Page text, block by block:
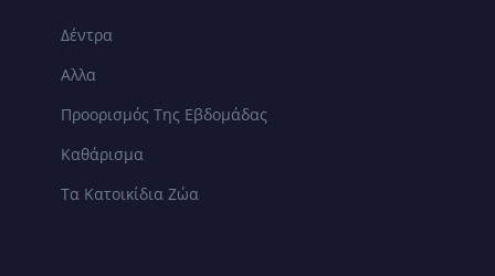
Δέντρα
Αλλα
Προορισμός Της Εβδομάδας
Καθάρισμα
Τα Κατοικίδια Ζώα